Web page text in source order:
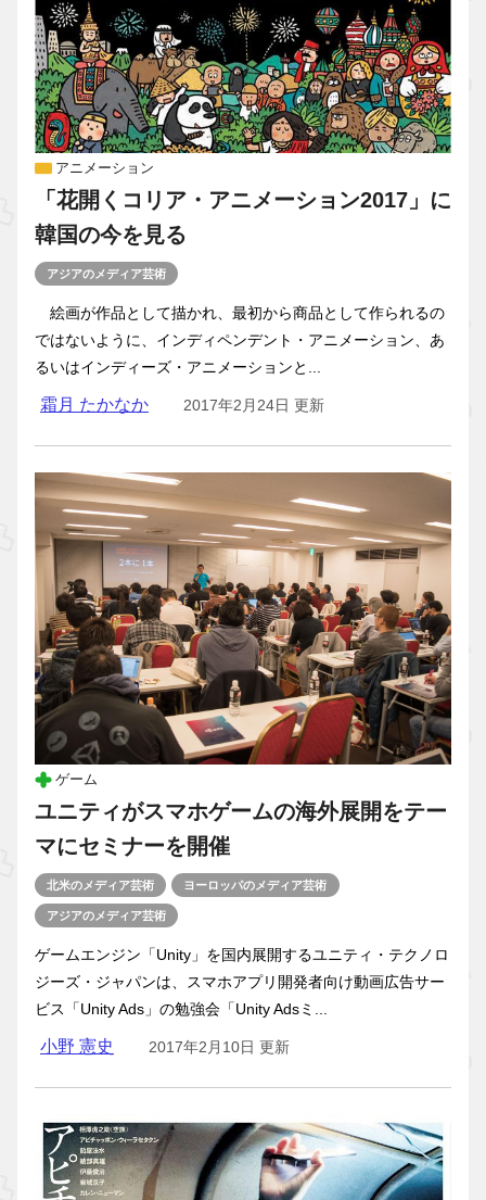
アニメーション
「花開くコリア・アニメーション2017」に
韓国の今を見る
アジアのメディア芸術
絵画が作品として描かれ、最初から商品として作られるの
ではないように、インディペンデント・アニメーション、あ
るいはインディーズ・アニメーションと...
霜月 たかなか 2017年2月24日 更新
ゲーム
ユニティがスマホゲームの海外展開をテー
マにセミナーを開催
北米のメディア芸術 ヨーロッパのメディア芸術
アジアのメディア芸術
ゲームエンジン「Unity」を国内展開するユニティ・テクノロ
ジーズ・ジャパンは、スマホアプリ開発者向け動画広告サー
ビス「Unity Ads」の勉強会「Unity Adsミ...
小野 憲史 2017年2月10日 更新